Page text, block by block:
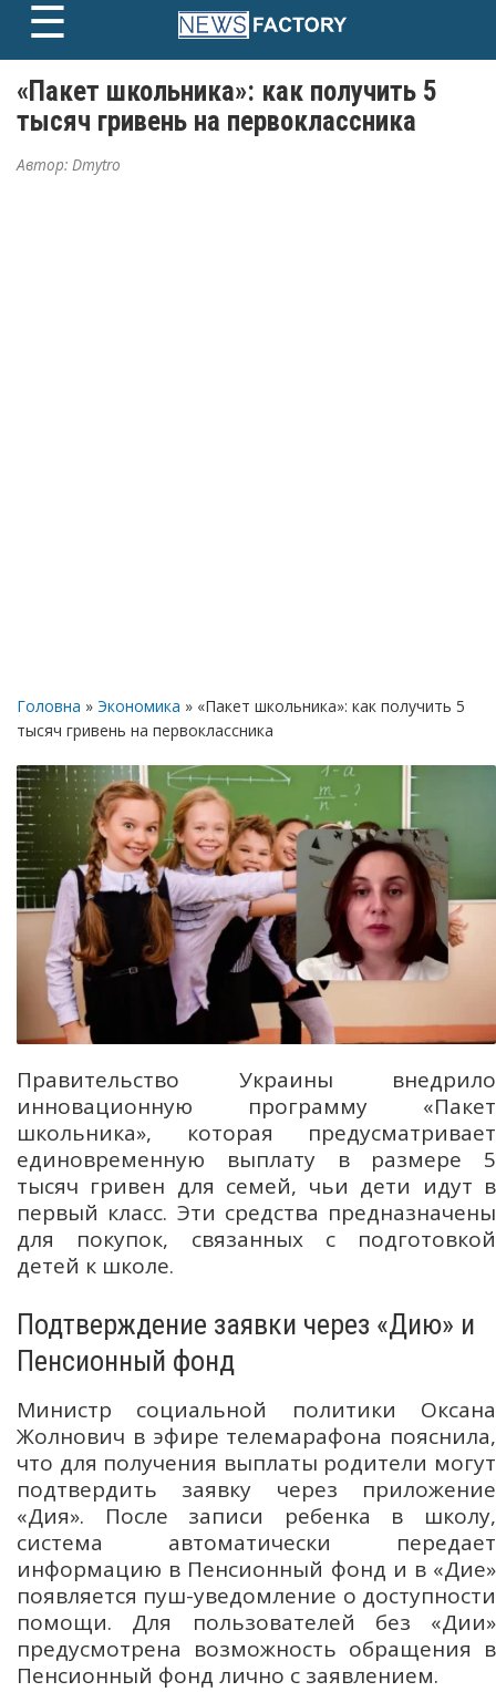
content
☰
«Пакет школьника»: как получить 5
тысяч гривень на первоклассника
Автор: Dmytro
Головна » Экономика » «Пакет школьника»: как получить 5
тысяч гривень на первоклассника
Правительство Украины внедрило
инновационную программу «Пакет
школьника», которая предусматривает
единовременную выплату в размере 5
тысяч гривен для семей, чьи дети идут в
первый класс. Эти средства предназначены
для покупок, связанных с подготовкой
детей к школе.
Подтверждение заявки через «Дию» и
Пенсионный фонд
Министр социальной политики Оксана
Жолнович в эфире телемарафона пояснила,
что для получения выплаты родители могут
подтвердить заявку через приложение
«Дия». После записи ребенка в школу,
система автоматически передает
информацию в Пенсионный фонд и в «Дие»
появляется пуш-уведомление о доступности
помощи. Для пользователей без «Дии»
предусмотрена возможность обращения в
Пенсионный фонд лично с заявлением.